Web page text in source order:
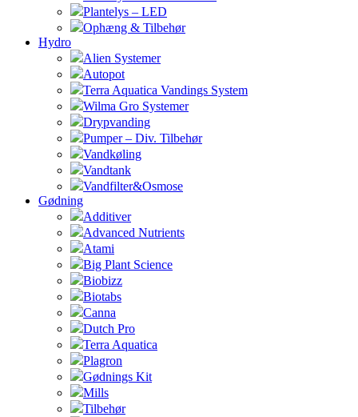
Plantelys – LED
Ophæng & Tilbehør
Hydro
Alien Systemer
Autopot
Terra Aquatica Vandings System
Wilma Gro Systemer
Drypvanding
Pumper – Div. Tilbehør
Vandkøling
Vandtank
Vandfilter&Osmose
Gødning
Additiver
Advanced Nutrients
Atami
Big Plant Science
Biobizz
Biotabs
Canna
Dutch Pro
Terra Aquatica
Plagron
Gødnings Kit
Mills
Tilbehør